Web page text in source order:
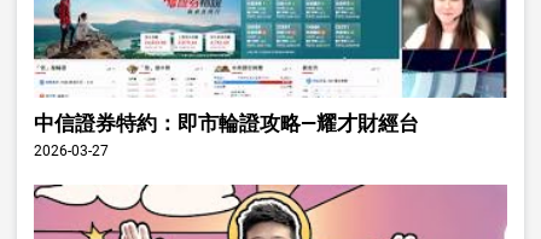
中信證券特約：即市輪證攻略—耀才財經台
2026-03-27